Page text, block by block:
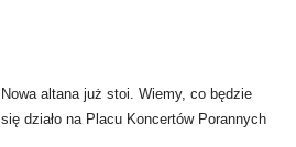
Nowa altana już stoi. Wiemy, co będzie
się działo na Placu Koncertów Porannych